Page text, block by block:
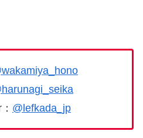
@lefkada_jp